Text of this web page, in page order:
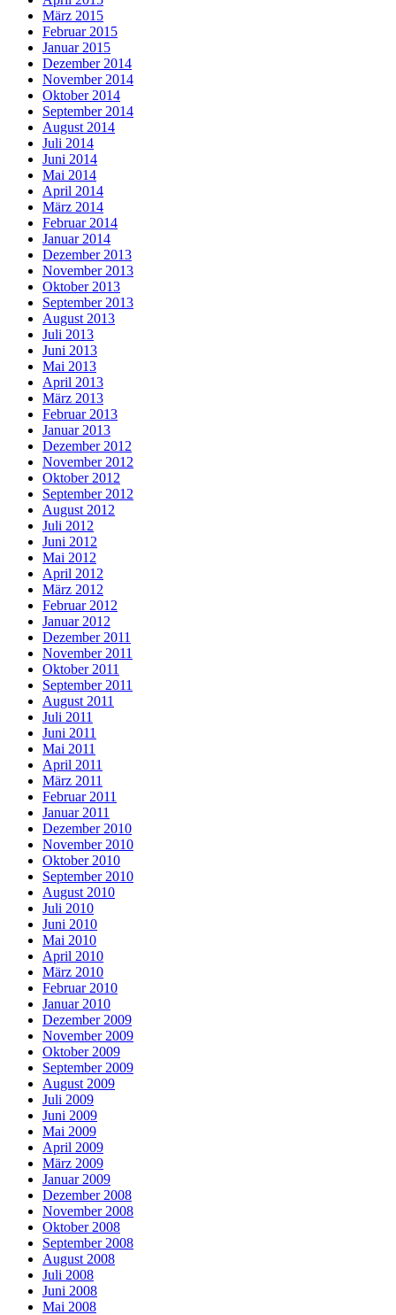
März 2015
Februar 2015
Januar 2015
Dezember 2014
November 2014
Oktober 2014
September 2014
August 2014
Juli 2014
Juni 2014
Mai 2014
April 2014
März 2014
Februar 2014
Januar 2014
Dezember 2013
November 2013
Oktober 2013
September 2013
August 2013
Juli 2013
Juni 2013
Mai 2013
April 2013
März 2013
Februar 2013
Januar 2013
Dezember 2012
November 2012
Oktober 2012
September 2012
August 2012
Juli 2012
Juni 2012
Mai 2012
April 2012
März 2012
Februar 2012
Januar 2012
Dezember 2011
November 2011
Oktober 2011
September 2011
August 2011
Juli 2011
Juni 2011
Mai 2011
April 2011
März 2011
Februar 2011
Januar 2011
Dezember 2010
November 2010
Oktober 2010
September 2010
August 2010
Juli 2010
Juni 2010
Mai 2010
April 2010
März 2010
Februar 2010
Januar 2010
Dezember 2009
November 2009
Oktober 2009
September 2009
August 2009
Juli 2009
Juni 2009
Mai 2009
April 2009
März 2009
Januar 2009
Dezember 2008
November 2008
Oktober 2008
September 2008
August 2008
Juli 2008
Juni 2008
Mai 2008